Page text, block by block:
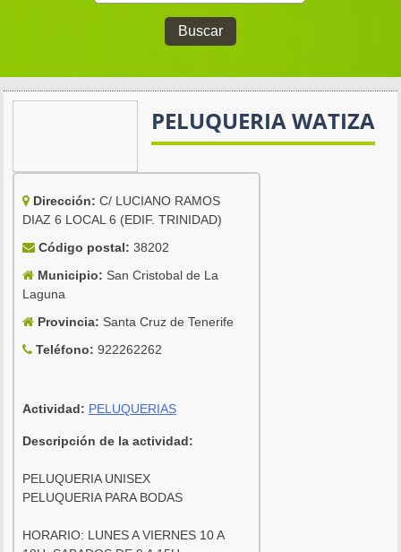
PELUQUERIA WATIZA
Dirección: C/ LUCIANO RAMOS
DIAZ 6 LOCAL 6 (EDIF. TRINIDAD)
Código postal: 38202
Municipio: San Cristobal de La
Laguna
Provincia: Santa Cruz de Tenerife
Teléfono: 922262262
Actividad: PELUQUERIAS
Descripción de la actividad:
PELUQUERIA UNISEX
PELUQUERIA PARA BODAS
HORARIO: LUNES A VIERNES 10 A